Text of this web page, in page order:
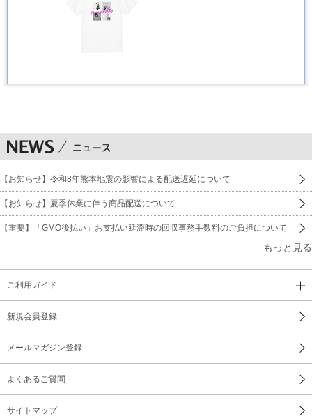
【お知らせ】令和8年熊本地震の影響による配送遅延について
【お知らせ】夏季休業に伴う商品配送について
【重要】「GMO後払い」お支払い延滞時の回収事務手数料のご負担について
もっと見る
ご利用ガイド
新規会員登録
メールマガジン登録
よくあるご質問
サイトマップ